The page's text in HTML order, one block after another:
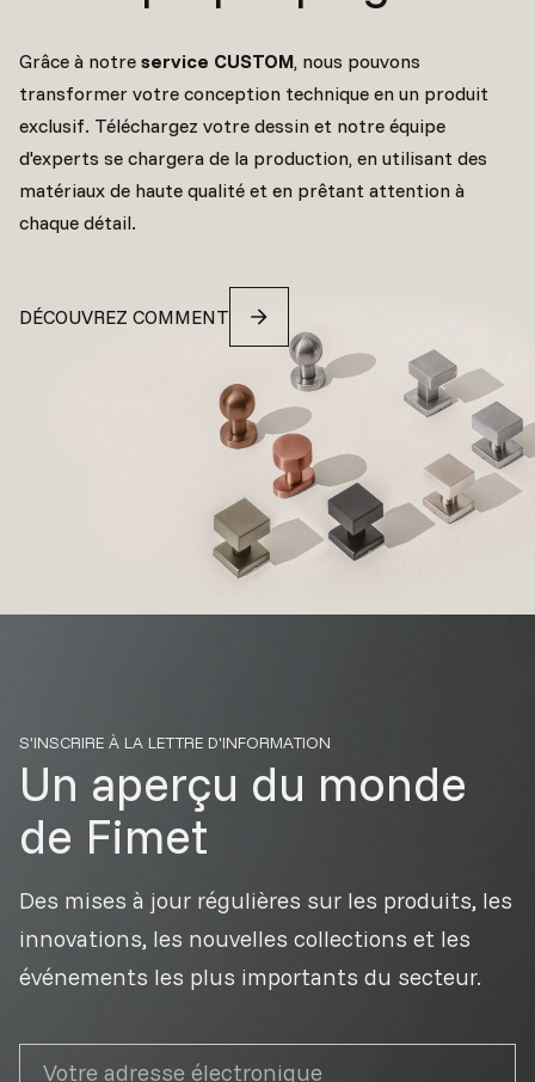
Grâce à notre service CUSTOM, nous pouvons
transformer votre conception technique en un produit
exclusif. Téléchargez votre dessin et notre équipe
d'experts se chargera de la production, en utilisant des
matériaux de haute qualité et en prêtant attention à
chaque détail.
DÉCOUVREZ COMMENT
S'INSCRIRE À LA LETTRE D'INFORMATION
Un aperçu du monde
de Fimet
Des mises à jour régulières sur les produits, les
innovations, les nouvelles collections et les
événements les plus importants du secteur.